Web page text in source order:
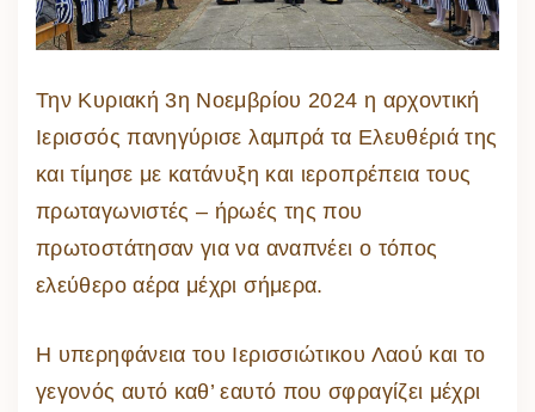
Την Κυριακή 3η Νοεμβρίου 2024 η αρχοντική
Ιερισσός πανηγύρισε λαμπρά τα Ελευθέριά της
και τίμησε με κατάνυξη και ιεροπρέπεια τους
πρωταγωνιστές – ήρωές της που
πρωτοστάτησαν για να αναπνέει ο τόπος
ελεύθερο αέρα μέχρι σήμερα.
Η υπερηφάνεια του Ιερισσιώτικου Λαού και το
γεγονός αυτό καθ’ εαυτό που σφραγίζει μέχρι